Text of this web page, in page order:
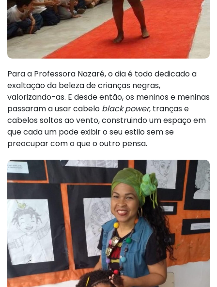
Para a Professora Nazaré, o dia é todo dedicado a
exaltação da beleza de crianças negras,
valorizando-as. E desde então, os meninos e meninas
passaram a usar cabelo black power, tranças e
cabelos soltos ao vento, construindo um espaço em
que cada um pode exibir o seu estilo sem se
preocupar com o que o outro pensa.